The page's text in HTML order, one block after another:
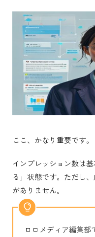
ここ、かなり重要です。
インプレッション数は
る」状態です。ただし
がありません。
ロロメディア編集部